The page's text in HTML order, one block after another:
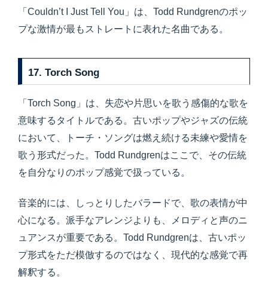
「Couldn’t I Just Tell You」は、Todd Rundgrenのポッ
プな激情が最もストレートに表れた名曲である。
17. Torch Song
「Torch Song」は、失恋や片思いを歌う感傷的な歌を
意味するタイトルである。古いポップやジャズの伝統
において、トーチ・ソングは燃え続ける未練や愛情を
歌う形式だった。Todd Rundgrenはここで、その伝統
を自分なりのポップ感覚で扱っている。
音楽的には、しっとりしたバラードで、歌の表情が中
心になる。派手なアレンジよりも、メロディと声のニ
ュアンスが重要である。Todd Rundgrenは、古いポッ
プ形式をただ模倣するのではなく、現代的な感覚で再
解釈する。